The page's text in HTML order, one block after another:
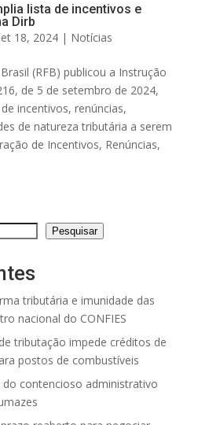
lista de incentivos e
Dirb
18, 2024| Notícias
(RFB) publicou a Instrução
de 5 de setembro de 2024,
incentivos, renúncias,
de natureza tributária a serem
de Incentivos, Renúncias,
Pesquisar
tributária e imunidade das
nacional do CONFIES
tributação impede créditos de
postos de combustíveis
do contencioso administrativo